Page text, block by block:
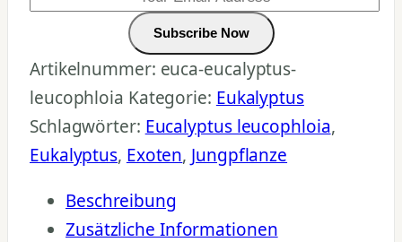
Subscribe Now
Artikelnummer: euca-eucalyptus-
leucophloia Kategorie: Eukalyptus
Schlagwörter: Eucalyptus leucophloia,
Eukalyptus, Exoten, Jungpflanze
Beschreibung
Zusätzliche Informationen